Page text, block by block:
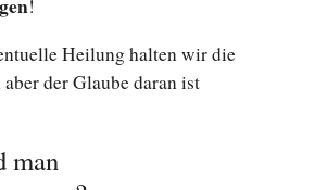
!
Heilung halten wir die
der Glaube daran ist
man